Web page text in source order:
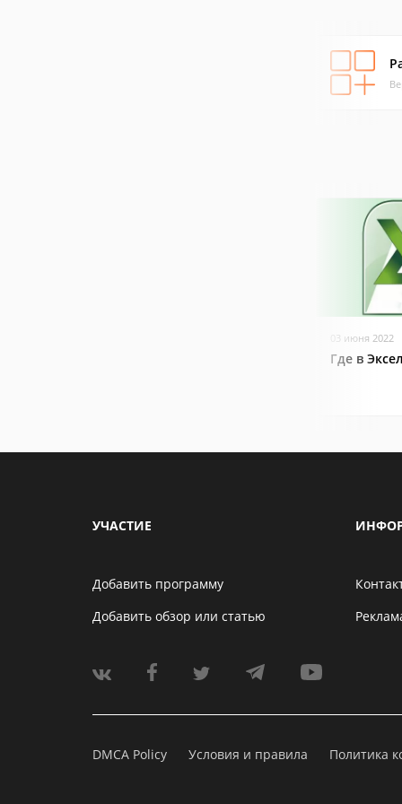
03 июня 2022
Где в
УЧАСТИЕ
Добавить программу
Добавить обзор или статью
DMCA Policy Условия и правила Политика